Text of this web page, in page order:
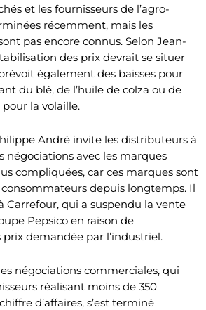
et les fournisseurs de l’agro-
récemment, mais les
pas encore connus. Selon Jean-
des prix devrait se situer
également des baisses pour
du blé, de l’huile de colza ou de
la volaille.
André invite les distributeurs à
négociations avec les marques
compliquées, car ces marques sont
depuis longtemps. Il
Carrefour, qui a suspendu la vente
Pepsico en raison de
demandée par l’industriel.
négociations commerciales, qui
réalisant moins de 350
d’affaires, s’est terminé